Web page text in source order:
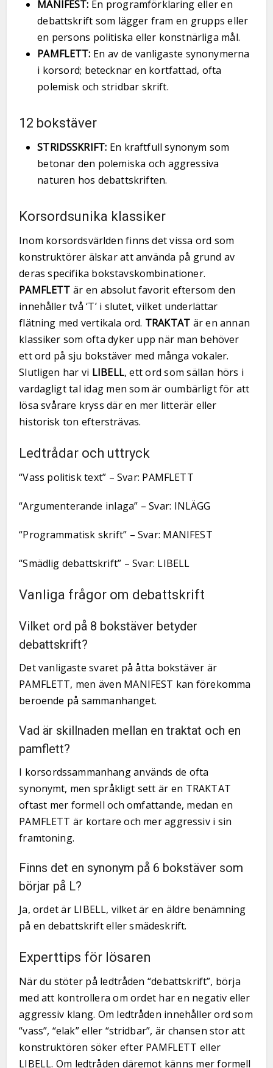
MANIFEST: En programförklaring eller en
debattskrift som lägger fram en grupps eller
en persons politiska eller konstnärliga mål.
PAMFLETT: En av de vanligaste synonymerna
i korsord; betecknar en kortfattad, ofta
polemisk och stridbar skrift.
12 bokstäver
STRIDSSKRIFT: En kraftfull synonym som
betonar den polemiska och aggressiva
naturen hos debattskriften.
Korsordsunika klassiker
Inom korsordsvärlden finns det vissa ord som
konstruktörer älskar att använda på grund av
deras specifika bokstavskombinationer.
PAMFLETT är en absolut favorit eftersom den
innehåller två ‘T’ i slutet, vilket underlättar
flätning med vertikala ord. TRAKTAT är en annan
klassiker som ofta dyker upp när man behöver
ett ord på sju bokstäver med många vokaler.
Slutligen har vi LIBELL, ett ord som sällan hörs i
vardagligt tal idag men som är oumbärligt för att
lösa svårare kryss där en mer litterär eller
historisk ton eftersträvas.
Ledtrådar och uttryck
“Vass politisk text” – Svar: PAMFLETT
“Argumenterande inlaga” – Svar: INLÄGG
“Programmatisk skrift” – Svar: MANIFEST
“Smädlig debattskrift” – Svar: LIBELL
Vanliga frågor om debattskrift
Vilket ord på 8 bokstäver betyder
debattskrift?
Det vanligaste svaret på åtta bokstäver är
PAMFLETT, men även MANIFEST kan förekomma
beroende på sammanhanget.
Vad är skillnaden mellan en traktat och en
pamflett?
I korsordssammanhang används de ofta
synonymt, men språkligt sett är en TRAKTAT
oftast mer formell och omfattande, medan en
PAMFLETT är kortare och mer aggressiv i sin
framtoning.
Finns det en synonym på 6 bokstäver som
börjar på L?
Ja, ordet är LIBELL, vilket är en äldre benämning
på en debattskrift eller smädeskrift.
Experttips för lösaren
När du stöter på ledtråden “debattskrift”, börja
med att kontrollera om ordet har en negativ eller
aggressiv klang. Om ledtråden innehåller ord som
“vass”, “elak” eller “stridbar”, är chansen stor att
konstruktören söker efter PAMFLETT eller
LIBELL. Om ledtråden däremot känns mer formell